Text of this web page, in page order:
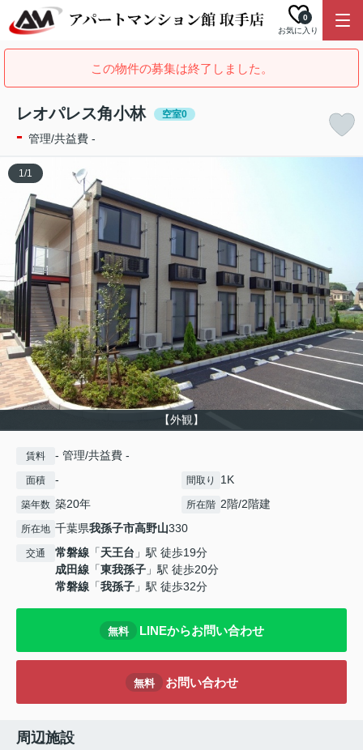
お気に入り
0
この物件の募集は終了しました。
レオパレス角小林 空室0
- 管理/共益費 -
【外観】
1/1
賃料 - 管理/共益費 -
面積 - 間取り 1K
築年数 築20年 所在階 2階/2階建
所在地 千葉県我孫子市高野山330
交通 常磐線 「天王台 」駅 徒歩19分
成田線 「東我孫子 」駅 徒歩20分
常磐線 「我孫子 」駅 徒歩32分
無料 LINEからお問い合わせ
無料 お問い合わせ
周辺施設